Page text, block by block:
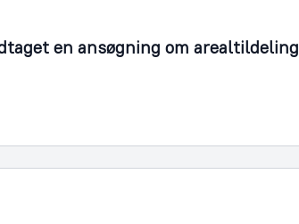
en ansøgning om arealtildeling